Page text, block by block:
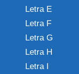
Letra E
Letra F
Letra G
Letra H
Letra I